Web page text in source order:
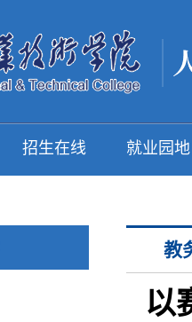
招生在线 就业园地
教
以